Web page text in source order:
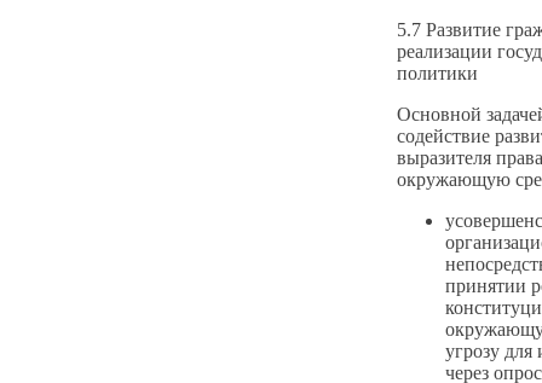
5.7 Развитие
реализации
политики
Основной
содействие
выразителя
окружающую
принятии
угрозу для
через